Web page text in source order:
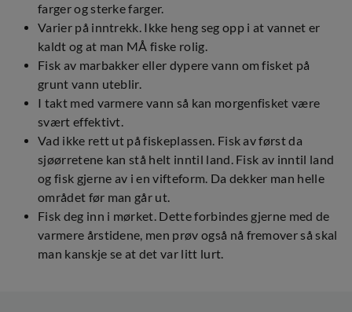
farger og sterke farger.
Varier på inntrekk. Ikke heng seg opp i at vannet er
kaldt og at man MÅ fiske rolig.
Fisk av marbakker eller dypere vann om fisket på
grunt vann uteblir.
I takt med varmere vann så kan morgenfisket være
svært effektivt.
Vad ikke rett ut på fiskeplassen. Fisk av først da
sjøørretene kan stå helt inntil land. Fisk av inntil land
og fisk gjerne av i en vifteform. Da dekker man helle
området før man går ut.
Fisk deg inn i mørket. Dette forbindes gjerne med de
varmere årstidene, men prøv også nå fremover så skal
man kanskje se at det var litt lurt.